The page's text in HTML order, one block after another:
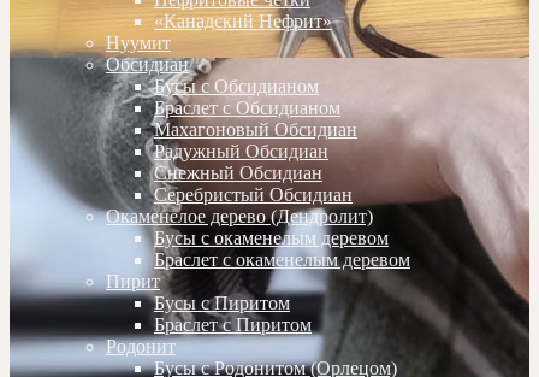
«Канадский Нефрит»
Нуумит
Обсидиан
Бусы с Обсидианом
Браслет с Обсидианом
Махагоновый Обсидиан
Радужный Обсидиан
Снежный Обсидиан
Серебристый Обсидиан
Окаменелое дерево (Дендролит)
Бусы с окаменелым деревом
Браслет с окаменелым деревом
Пирит
Бусы с Пиритом
Браслет с Пиритом
Родонит
Бусы с Родонитом (Орлецом)